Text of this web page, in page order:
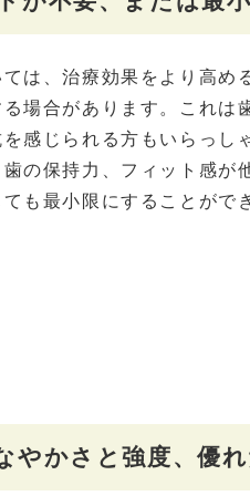
は、治療効果をより高
場合があります。これ
感じられる方もいらっし
の保持力、フィット感
も最小限にすることがで
やかさと強度、優